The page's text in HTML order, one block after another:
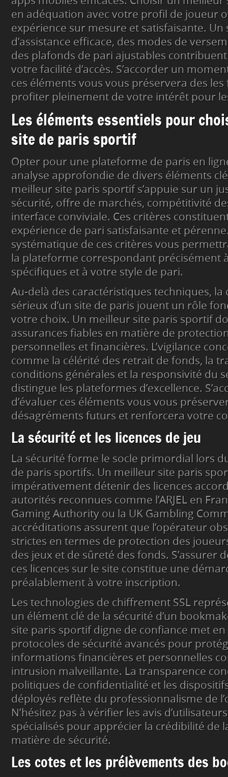
en adéquation avec votre profil de joueur
expérience sur mesure et satisfaisante. Un
d’assistance efficace, des modes de
des plafonds de pari ajustables
votre facilité d’accès. S’accorder un
ces éléments vous vous préservera des
profiter pleinement de votre intérêt pour
Les éléments essentiels pour
site de paris sportif
Opter pour une plateforme de paris en
analyse approfondie de divers éléments
meilleur site paris sportif s’appuie sur un
sécurité, offre de marchés, compétitivité
interface conviviale. Ces critères
expérience de pari satisfaisante et
systématique de ces critères vous
la plateforme correspondant précisément
spécifiques et à votre style de pari.
Au-delà des caractéristiques techniques, la
sérieux d’un site de paris jouent un rôle
votre choix. Un meilleur site paris sportif
assurances fiables en matière de
personnelles et financières. L’vigilance
comme la célérité des retrait de fonds, la
conditions générales et la responsivité du
distingue les plateformes d’excellence.
d’évaluer ces éléments vous vous
désagréments futurs et renforcera votre
La sécurité et les licences de jeu
La sécurité forme le socle primordial lors
de paris sportifs. Un meilleur site paris
impérativement détenir des licences
autorités reconnues comme l’ARJEL en
Gaming Authority ou la UK Gambling
accréditations assurent que l’opérateur
strictes en termes de protection des
des jeux et de sûreté des fonds. S’assurer
ces licences sur le site constitue une
préalablement à votre inscription.
Les technologies de chiffrement SSL
un élément clé de la sécurité d’un
site paris sportif digne de confiance met en
protocoles de sécurité avancés pour
informations financières et personnelles
intrusion malveillante. La transparence
politiques de confidentialité et les
déployés reflète du professionnalisme de
N’hésitez pas à vérifier les avis
spécialisés pour apprécier la crédibilité de
matière de sécurité.
Les cotes et les prélèvements des